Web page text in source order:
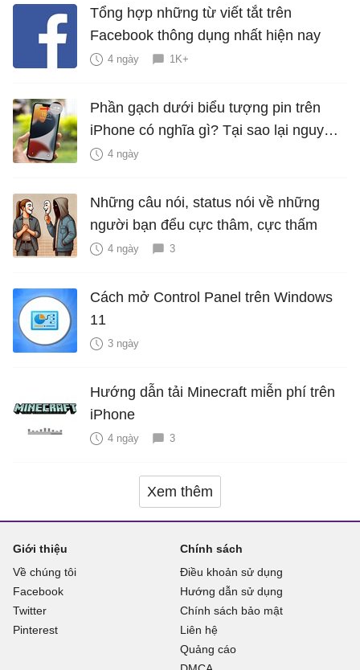
Tổng hợp những từ viết tắt trên
Facebook thông dụng nhất hiện nay
4 ngày 1K+
Phần gạch dưới biểu tượng pin trên
iPhone có nghĩa gì? Tại sao lại nguy
hiểm?
4 ngày
Những câu nói, status nói về những
người bạn đểu cực thâm, cực thấm
4 ngày 3
Cách mở Control Panel trên Windows
11
3 ngày
Hướng dẫn tải Minecraft miễn phí trên
iPhone
4 ngày 3
Xem thêm
Giới thiệu
Về chúng tôi
Facebook
Twitter
Pinterest
Chính sách
Điều khoản sử dụng
Hướng dẫn sử dụng
Chính sách bảo mật
Liên hệ
Quảng cáo